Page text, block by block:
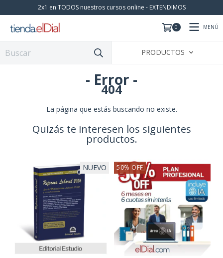
2x1 en TODOS nuestros cursos online - EXTENDIMOS
0 MENÚ
PRODUCTOS
- Error -
404
La página que estás buscando no existe.
Quizás te interesen los siguientes
productos.
NUEVO 50% OFF